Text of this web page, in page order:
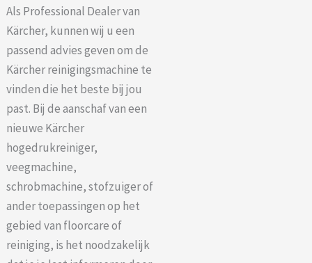
Als Professional Dealer van
Kärcher, kunnen wij u een
passend advies geven om de
Kärcher reinigingsmachine te
vinden die het beste bij jou
past. Bij de aanschaf van een
nieuwe Kärcher
hogedrukreiniger,
veegmachine,
schrobmachine, stofzuiger of
ander toepassingen op het
gebied van floorcare of
reiniging, is het noodzakelijk